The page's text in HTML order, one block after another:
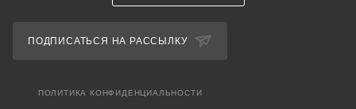
ПОДПИСАТЬСЯ НА РАССЫЛКУ
ПОЛИТИКА КОНФИДЕНЦИАЛЬНОСТИ